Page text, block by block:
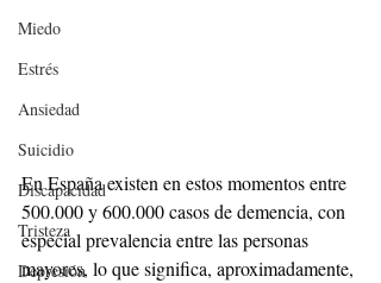
Miedo
Estrés
Ansiedad
Suicidio
Discapacidad
Tristeza
Depresión
En España existen en estos momentos entre
500.000 y 600.000 casos de demencia, con
especial prevalencia entre las personas
mayores, lo que significa, aproximadamente,